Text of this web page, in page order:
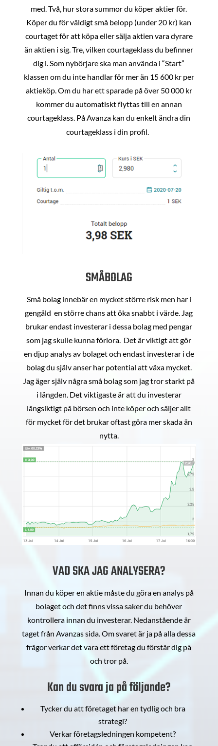
med. Två, hur stora summor du köper aktier för.
Köper du för väldigt små belopp (under 20 kr) kan
courtaget för att köpa eller sälja aktien vara dyrare
än aktien i sig. Tre, vilken courtageklass du befinner
dig i. Som nybörjare ska man använda i “Start”
klassen om du inte handlar för mer än 15 600 kr per
aktieköp. Om du har ett sparade på över 50 000 kr
kommer du automatiskt flyttas till en annan
courtageklass. På Avanza kan du enkelt ändra din
courtageklass i din profil.
SMÅBOLAG
Små bolag innebär en mycket större risk men har i
gengäld en större chans att öka snabbt i värde. Jag
brukar endast investerar i dessa bolag med pengar
som jag skulle kunna förlora. Det är viktigt att gör
en djup analys av bolaget och endast investerar i de
bolag du själv anser har potential att växa mycket.
Jag äger själv några små bolag som jag tror starkt på
i längden. Det viktigaste är att du investerar
långsiktigt på börsen och inte köper och säljer allt
för mycket för det brukar oftast göra mer skada än
nytta.
VAD SKA JAG ANALYSERA?
Innan du köper en aktie måste du göra en analys på
bolaget och det finns vissa saker du behöver
kontrollera innan du investerar. Nedanstående är
taget från Avanzas sida. Om svaret är ja på alla dessa
frågor verkar det vara ett företag du förstår dig på
och tror på.
Kan du svara ja på följande?
Tycker du att företaget har en tydlig och bra
strategi?
Verkar företagsledningen kompetent?